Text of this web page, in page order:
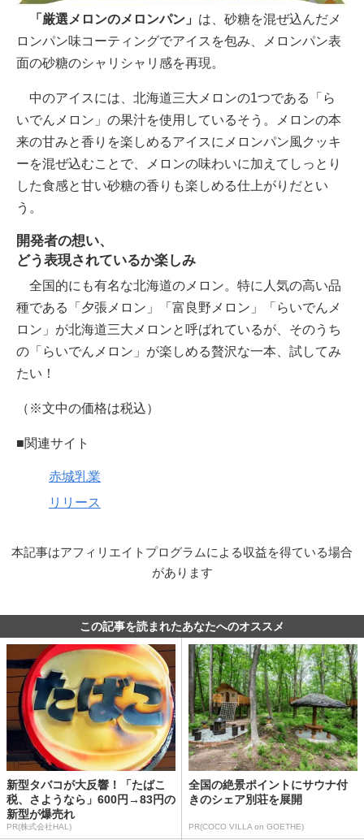
「厳選メロンのメロンパン」 は、砂糖を混ぜ込んだメ
ロンパン味コーティングでアイスを包み、メロンパン表
面の砂糖のシャリシャリ感を再現。
中のアイスには、北海道三大メロンの1つである「ら
いでんメロン」の果汁を使用しているそう。メロンの本
来の甘みと香りを楽しめるアイスにメロンパン風クッキ
ーを混ぜ込むことで、メロンの味わいに加えてしっとり
した食感と甘い砂糖の香りも楽しめる仕上がりだとい
う。
開発者の想い、
どう表現されているか楽しみ
全国的にも有名な北海道のメロン。特に人気の高い品
種である「夕張メロン」「富良野メロン」「らいでんメ
ロン」が北海道三大メロンと呼ばれているが、そのうち
の「らいでんメロン」が楽しめる贅沢な一本、試してみ
たい！
（※文中の価格は税込）
■関連サイト
赤城乳業
リリース
本記事はアフィリエイトプログラムによる収益を得ている場合
があります
この記事を読まれたあなたへのオススメ
新型タバコが大反響！「たばこ
税、さようなら」600円→83円の
新型が爆売れ
PR(株式会社HAL)
全国の絶景ポイントにサウナ付
きのシェア別荘を展開
PR(COCO VILLA on GOETHE)